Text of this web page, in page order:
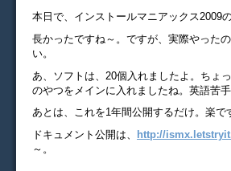
本日で、インストールマニアックス2009
長かったですね～。ですが、実際やった
い。
あ、ソフトは、20個入れましたよ。ちょ
のやつをメインに入れましたね。英語苦
あとは、これを1年間公開するだけ。楽で
ドキュメント公開は、
http://
～。